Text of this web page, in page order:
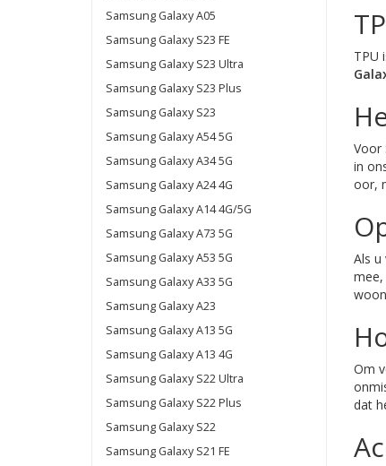
Samsung Galaxy A05
Samsung Galaxy S23 FE
Samsung Galaxy S23 Ultra
Samsung Galaxy S23 Plus
Samsung Galaxy S23
Samsung Galaxy A54 5G
Samsung Galaxy A34 5G
Samsung Galaxy A24 4G
Samsung Galaxy A14 4G/5G
Samsung Galaxy A73 5G
Samsung Galaxy A53 5G
Samsung Galaxy A33 5G
Samsung Galaxy A23
Samsung Galaxy A13 5G
Samsung Galaxy A13 4G
Samsung Galaxy S22 Ultra
Samsung Galaxy S22 Plus
Samsung Galaxy S22
Samsung Galaxy S21 FE
TPU
Voor
in
oor,
Als u
Om
dat